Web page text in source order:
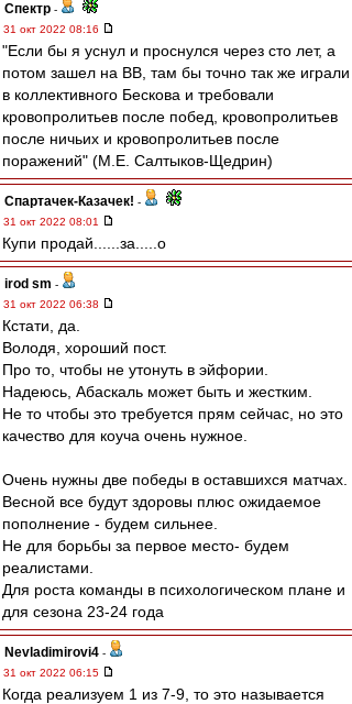
Спектр -
31 окт 2022 08:16
"Если бы я уснул и проснулся через сто лет, а
потом зашел на ВВ, там бы точно так же играли
в коллективного Бескова и требовали
кровопролитьев после побед, кровопролитьев
после ничьих и кровопролитьев после
поражений" (М.Е. Салтыков-Щедрин)
Спартачек-Казачек! -
31 окт 2022 08:01
Купи продай......за.....о
irod sm -
31 окт 2022 06:38
Кстати, да.
Володя, хороший пост.
Про то, чтобы не утонуть в эйфории.
Надеюсь, Абаскаль может быть и жестким.
Не то чтобы это требуется прям сейчас, но это
качество для коуча очень нужное.
Очень нужны две победы в оставшихся матчах.
Весной все будут здоровы плюс ожидаемое
пополнение - будем сильнее.
Не для борьбы за первое место- будем
реалистами.
Для роста команды в психологическом плане и
для сезона 23-24 года
Nevladimirovi4 -
31 окт 2022 06:15
Когда реализуем 1 из 7-9, то это называется